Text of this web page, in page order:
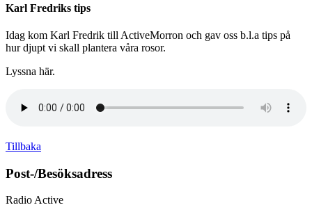
Karl Fredriks tips
Idag kom Karl Fredrik till ActiveMorron och gav oss b.l.a tips på
hur djupt vi skall plantera våra rosor.
Lyssna här.
Tillbaka
Post-/Besöksadress
Radio Active